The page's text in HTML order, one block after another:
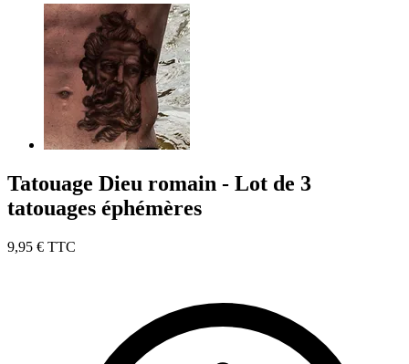
Tatouage Dieu romain - Lot de 3
tatouages éphémères
9,95 € TTC